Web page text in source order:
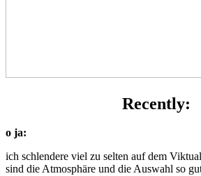
Recently:
o ja:
ich schlendere viel zu selten auf dem
sind die Atmosphäre und die Auswahl so